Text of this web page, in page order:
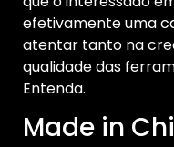
efetivamente uma
atentar tanto na
qualidade das
Entenda.
Made in